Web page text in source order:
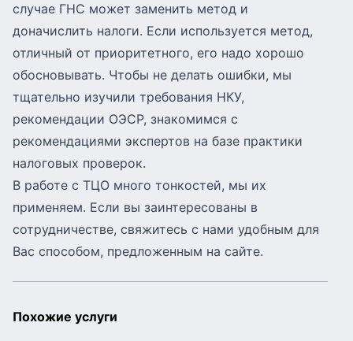
случае ГНС может заменить метод и
доначислить налоги. Если используется метод,
отличный от приоритетного, его надо хорошо
обосновывать. Чтобы не делать ошибки, мы
тщательно изучили требования НКУ,
рекомендации ОЭСР, знакомимся с
рекомендациями экспертов на базе практики
налоговых проверок.
В работе с ТЦО много тонкостей, мы их
применяем. Если вы заинтересованы в
сотрудничестве, свяжитесь с нами удобным для
Вас способом, предложенным на сайте.
Похожие услуги